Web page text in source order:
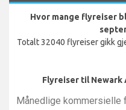
Hvor mange flyreiser
Totalt 32040 flyreiser gikk
Flyreiser til Newark
Månedlige kommersielle